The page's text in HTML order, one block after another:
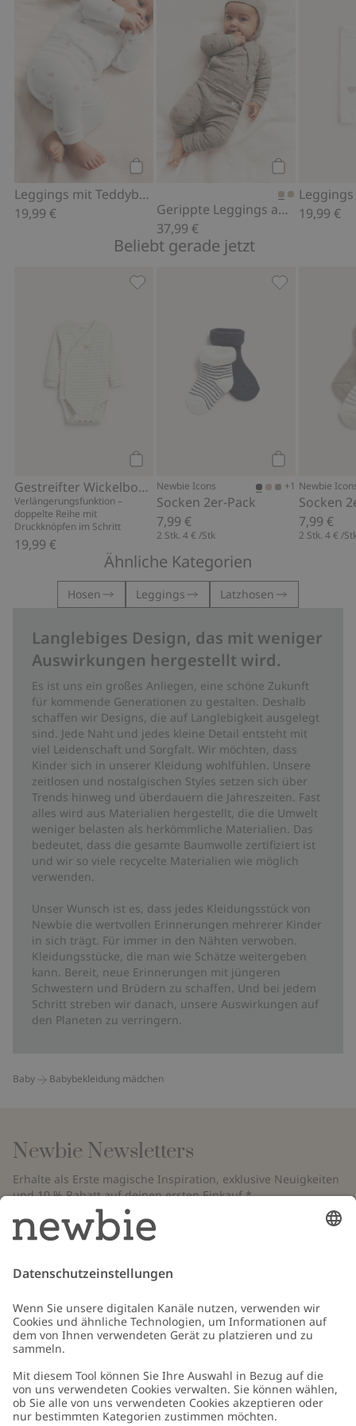
Leggings mit Teddybär-Muster
19,99 €
Leggings mit Teddybär-Muster, Zu
Gerippte Leggings aus Wolle
37,99 €
19,99 €
Beliebt gerade jetzt
Gestreifter Wickelbody mit Stickerei
Verlängerungsfunktion –
doppelte Reihe mit
Druckknöpfen im Schritt
19,99 €
Newbie Icons +1
Socken 2er-Pack
7,99 €
2 Stk.4 € /Stk
Newbie
Socken
7,99 €
2 Stk.4 € /
Ähnliche Kategorien
Hosen Leggings Latzhosen
Langlebiges Design, das mit weniger
Auswirkungen hergestellt wird.
Es ist uns ein großes Anliegen, eine schöne Zukunft
für kommende Generationen zu gestalten. Deshalb
schaffen wir Designs, die auf Langlebigkeit ausgelegt
sind. Jede Naht und jedes kleine Detail entsteht mit
viel Leidenschaft und Sorgfalt. Wir möchten, dass
Kinder sich in unserer Kleidung wohlfühlen. Unsere
zeitlosen und nostalgischen Styles setzen sich über
Trends hinweg und überdauern die Jahreszeiten. Fast
alles wird aus Materialien hergestellt, die die Umwelt
weniger belasten als herkömmliche Materialien. Das
bedeutet, dass die gesamte Baumwolle zertifiziert ist
und wir so viele recycelte Materialien wie möglich
verwenden.
Unser Wunsch ist es, dass jedes Kleidungsstück von
Newbie die wertvollen Erinnerungen mehrerer Kinder
in sich trägt. Für immer in den Nähten verwoben.
Kleidungsstücke, die man wie Schätze weitergeben
kann. Bereit, neue Erinnerungen mit jüngeren
Schwestern und Brüdern zu schaffen. Und bei jedem
Schritt streben wir danach, unsere Auswirkungen auf
den Planeten zu verringern.
Baby Babybekleidung mädchen
Newbie Newsletters
Erhalte als Erste magische Inspiration, exklusive Neuigkeiten
und 10 % Rabatt auf deinen ersten Einkauf.*
*Gilt nur für deine erste Bestellung und ist nicht mit anderen Rabatten
oder Angeboten kombinierbar. Gilt nicht für limitierte Artikel. Bitte
überprüfe deinen Spam-Ordner. Lies unsere
Schicken